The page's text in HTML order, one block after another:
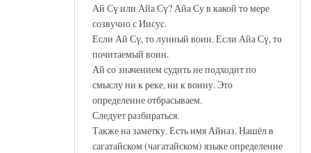
Ай Сү или Айа Сү? Айа Су в какой то мере
созвучно с Иисус.
Если Ай Сү, то лунный воин. Если Айа Сү, то
почитаемый воин.
Ай со значением судить не подходит по
смыслу ни к реке, ни к воину. Это
определение отбрасываем.
Следует разбираться.
Также на заметку. Есть имя Айназ. Нашёл в
сагатайском (чагатайском) языке определение